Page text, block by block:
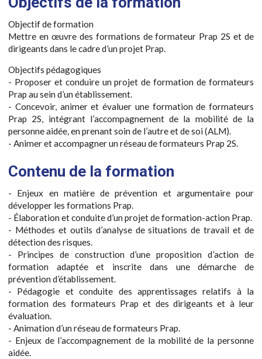
Objectif de formation
Mettre en œuvre des formations de formateur Prap 2S et de
dirigeants dans le cadre d’un projet Prap.
Objectifs pédagogiques
- Proposer et conduire un projet de formation de formateurs
Prap au sein d’un établissement.
- Concevoir, animer et évaluer une formation de formateurs
Prap 2S, intégrant l’accompagnement de la mobilité de la
personne aidée, en prenant soin de l’autre et de soi (ALM).
- Animer et accompagner un réseau de formateurs Prap 2S.
Contenu de la formation
- Enjeux en matière de prévention et argumentaire pour
développer les formations Prap.
- Élaboration et conduite d’un projet de formation-action Prap.
- Méthodes et outils d’analyse de situations de travail et de
détection des risques.
- Principes de construction d’une proposition d’action de
formation adaptée et inscrite dans une démarche de
prévention d’établissement.
- Pédagogie et conduite des apprentissages relatifs à la
formation des formateurs Prap et des dirigeants et à leur
évaluation.
- Animation d’un réseau de formateurs Prap.
- Enjeux de l’accompagnement de la mobilité de la personne
aidée.